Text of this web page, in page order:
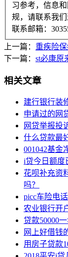
习参考，信息
规，请联系我
联系邮箱：
上一篇： 重疾险
下一篇： st必康原
相关文章
建行银行装
申请过的网
网贷举报投
什么贷款最
001042基金
i贷今日额度
花呗补充资
吗？
picc车险电
农业银行开
贷款50000
网上好借钱
用房子贷款